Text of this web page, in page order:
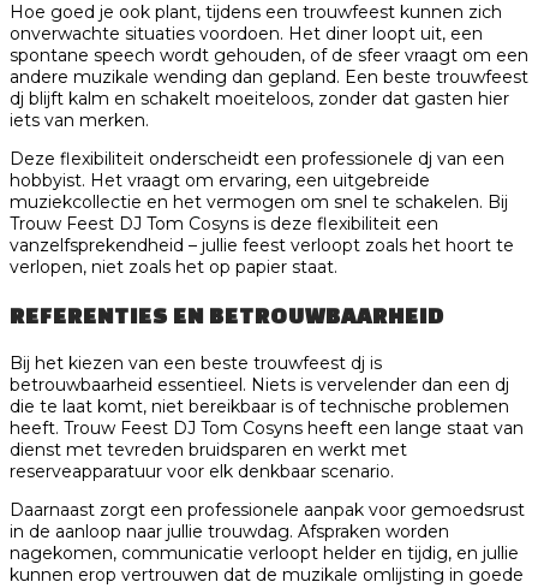
Hoe goed je ook plant, tijdens een trouwfeest kunnen zich
onverwachte situaties voordoen. Het diner loopt uit, een
spontane speech wordt gehouden, of de sfeer vraagt om een
andere muzikale wending dan gepland. Een beste trouwfeest
dj blijft kalm en schakelt moeiteloos, zonder dat gasten hier
iets van merken.
Deze flexibiliteit onderscheidt een professionele dj van een
hobbyist. Het vraagt om ervaring, een uitgebreide
muziekcollectie en het vermogen om snel te schakelen. Bij
Trouw Feest DJ Tom Cosyns is deze flexibiliteit een
vanzelfsprekendheid – jullie feest verloopt zoals het hoort te
verlopen, niet zoals het op papier staat.
REFERENTIES EN BETROUWBAARHEID
Bij het kiezen van een beste trouwfeest dj is
betrouwbaarheid essentieel. Niets is vervelender dan een dj
die te laat komt, niet bereikbaar is of technische problemen
heeft. Trouw Feest DJ Tom Cosyns heeft een lange staat van
dienst met tevreden bruidsparen en werkt met
reserveapparatuur voor elk denkbaar scenario.
Daarnaast zorgt een professionele aanpak voor gemoedsrust
in de aanloop naar jullie trouwdag. Afspraken worden
nagekomen, communicatie verloopt helder en tijdig, en jullie
kunnen erop vertrouwen dat de muzikale omlijsting in goede